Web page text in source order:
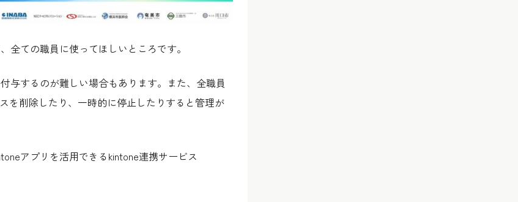
全ての職員に使ってほしいところです。
与するのが難しい場合もあります。また、全職員
を削除したり、一時的に停止したりすると管理が
アプリを活用できるkintone連携サービス